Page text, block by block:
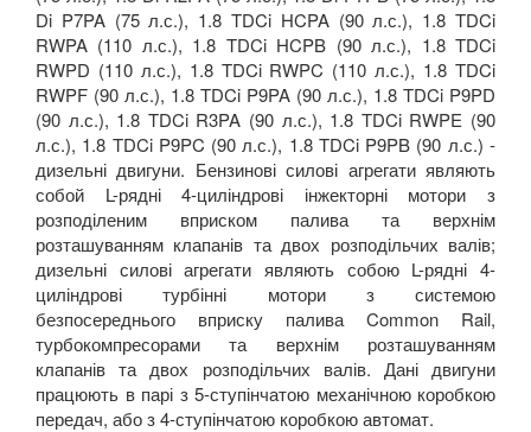
Di P7PA (75 л.с.), 1.8 TDCi HCPA (90 л.с.), 1.8 TDCi
RWPA (110 л.с.), 1.8 TDCi HCPB (90 л.с.), 1.8 TDCi
RWPD (110 л.с.), 1.8 TDCi RWPC (110 л.с.), 1.8 TDCi
RWPF (90 л.с.), 1.8 TDCi P9PA (90 л.с.), 1.8 TDCi P9PD
(90 л.с.), 1.8 TDCi R3PA (90 л.с.), 1.8 TDCi RWPE (90
л.с.), 1.8 TDCi P9PC (90 л.с.), 1.8 TDCi P9PB (90 л.с.) -
дизельні двигуни. Бензинові силові агрегати являють
собой L-рядні 4-циліндрові інжекторні мотори з
розподіленим вприском палива та верхнім
розташуванням клапанів та двох розподільчих валів;
дизельні силові агрегати являють собою L-рядні 4-
циліндрові турбінні мотори з системою
безпосереднього вприску палива Common Rail,
турбокомпресорами та верхнім розташуванням
клапанів та двох розподільчих валів. Дані двигуни
працюють в парі з 5-ступінчатою механічною коробкою
передач, або з 4-ступінчатою коробкою автомат.